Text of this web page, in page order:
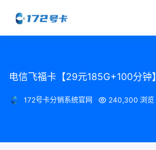
电信飞福卡【29元185G+100分钟】
172号卡分销系统官网 240,300 浏览